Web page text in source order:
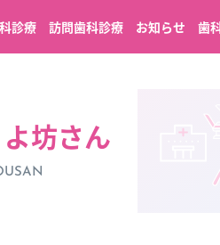
診療 訪問歯科診療 お知らせ 歯
坊さん